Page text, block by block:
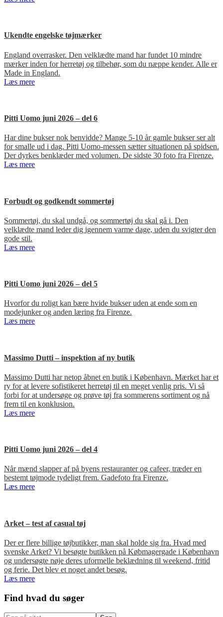
Ukendte engelske tøjmærker
England overrasker. Den velklædte mand har fundet 10 mindre
mærker inden for herretøj og tilbehør, som du næppe kender. Alle er
Made in England.
Læs mere
Pitti Uomo juni 2026 – del 6
Har dine bukser nok benvidde? Mange 5-10 år gamle bukser ser alt
for smalle ud i dag. Pitti Uomo-messen sætter situationen på spidsen.
Der dyrkes benklæder med volumen. De sidste 30 foto fra Firenze.
Læs mere
Forbudt og godkendt sommertøj
Sommertøj, du skal undgå, og sommertøj du skal gå i. Den
velklædte mand leder dig igennem varme dage, uden du svigter den
gode stil.
Læs mere
Pitti Uomo juni 2026 – del 5
Hvorfor du roligt kan bære hvide bukser uden at ende som en
modejunker og anden læring fra Firenze.
Læs mere
Massimo Dutti – inspektion af ny butik
Massimo Dutti har netop åbnet en butik i København. Mærket har et
ry for at levere sofistikeret herretøj til en meget venlig pris. Vi så
forbi for at undersøge og prøve tøj fra sommerens sortiment og nå
frem til en konklusion.
Læs mere
Pitti Uomo juni 2026 – del 4
Når mænd slapper af på byens restauranter og cafeer, træder en
bestemt tøjmode tydeligt frem. Gadefoto fra Firenze.
Læs mere
Arket – test af casual tøj
Der er flere billige tøjbutikker, man skal holde sig fra. Hvad med
svenske Arket? Vi besøgte butikken på Købmagergade i København
og undersøgte nøje deres uformelle beklædning til weekend, fritid
og ferie. Det blev et noget andet besøg.
Læs mere
Primær
Sidebar
Find hvad du søger